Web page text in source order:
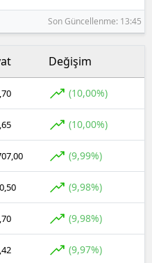
Son Güncellenme: 13:45
Değişim
(10,00%)
(10,00%)
(9,99%)
(9,98%)
(9,98%)
(9,97%)